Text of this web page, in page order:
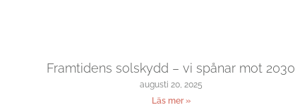
Framtidens solskydd – vi spånar mot 2030
augusti 20, 2025
Läs mer »